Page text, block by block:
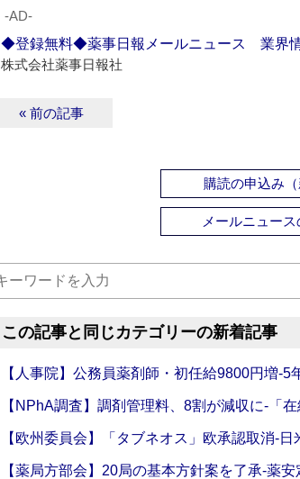
‐AD‐
◆登録無料◆薬事日報メールニュース 業界情
株式会社薬事日報社
« 前の記事
購読の申込み（
メールニュース
この記事と同じカテゴリーの新着記事
【人事院】公務員薬剤師・初任給9800円増
【NPhA調査】調剤管理料、8割が減収に‐「
【欧州委員会】「タブネオス」欧承認取消‐
【薬局方部会】20局の基本方針案を了承‐薬